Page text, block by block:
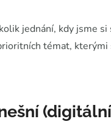
jednání, kdy jsme
témat, kterými